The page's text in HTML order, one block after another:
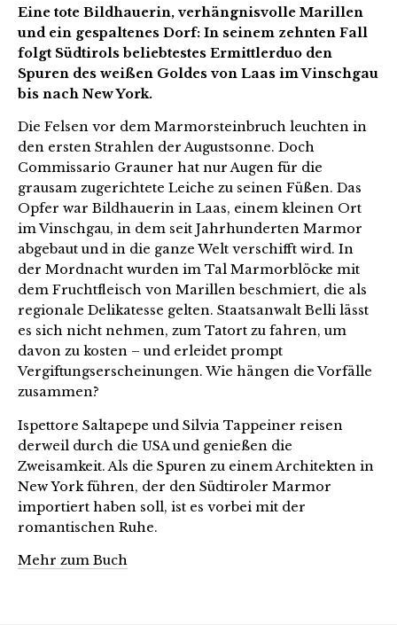
Eine tote Bildhauerin, verhängnisvolle Marillen
und ein gespaltenes Dorf: In seinem zehnten Fall
folgt Südtirols beliebtestes Ermittlerduo den
Spuren des weißen Goldes von Laas im Vinschgau
bis nach New York.
Die Felsen vor dem Marmorsteinbruch leuchten in
den ersten Strahlen der Augustsonne. Doch
Commissario Grauner hat nur Augen für die
grausam zugerichtete Leiche zu seinen Füßen. Das
Opfer war Bildhauerin in Laas, einem kleinen Ort
im Vinschgau, in dem seit Jahrhunderten Marmor
abgebaut und in die ganze Welt verschifft wird. In
der Mordnacht wurden im Tal Marmorblöcke mit
dem Fruchtfleisch von Marillen beschmiert, die als
regionale Delikatesse gelten. Staatsanwalt Belli lässt
es sich nicht nehmen, zum Tatort zu fahren, um
davon zu kosten – und erleidet prompt
Vergiftungserscheinungen. Wie hängen die Vorfälle
zusammen?
Ispettore Saltapepe und Silvia Tappeiner reisen
derweil durch die USA und genießen die
Zweisamkeit. Als die Spuren zu einem Architekten in
New York führen, der den Südtiroler Marmor
importiert haben soll, ist es vorbei mit der
romantischen Ruhe.
Mehr zum Buch